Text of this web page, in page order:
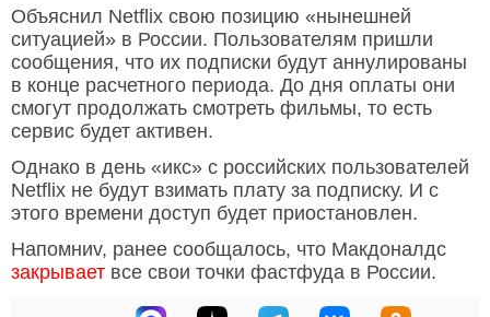
Объяснил Netflix свою позицию «нынешней
ситуацией» в России. Пользователям пришли
сообщения, что их подписки будут аннулированы
в конце расчетного периода. До дня оплаты они
смогут продолжать смотреть фильмы, то есть
сервис будет активен.
Однако в день «икс» с российских пользователей
Netflix не будут взимать плату за подписку. И с
этого времени доступ будет приостановлен.
Напомниv, ранее сообщалось, что Макдоналдс
закрывает все свои точки фастфуда в России.